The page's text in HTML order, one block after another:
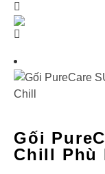
Gối
Chill Phù